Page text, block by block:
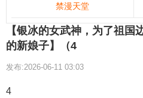
禁漫天堂
【银冰的女武神，为了祖国
的新娘子】（4
发布:2026-06-11 03:03
4